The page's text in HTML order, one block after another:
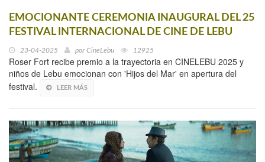
EMOCIONANTE CEREMONIA INAUGURAL DEL 25
FESTIVAL INTERNACIONAL DE CINE DE LEBU
23-04-2025 por CineLebu 12925
Roser Fort recibe premio a la trayectoria en CINELEBU 2025 y
niños de Lebu emocionan con 'Hijos del Mar' en apertura del
festival.
LEER MÁS